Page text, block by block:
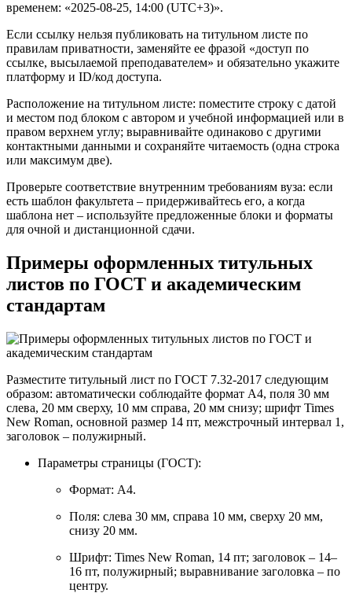
временем: «2025‑08‑25, 14:00 (UTC+3)».
Если ссылку нельзя публиковать на титульном листе по
правилам приватности, заменяйте ее фразой «доступ по
ссылке, высылаемой преподавателем» и обязательно укажите
платформу и ID/код доступа.
Расположение на титульном листе: поместите строку с датой
и местом под блоком с автором и учебной информацией или в
правом верхнем углу; выравнивайте одинаково с другими
контактными данными и сохраняйте читаемость (одна строка
или максимум две).
Проверьте соответствие внутренним требованиям вуза: если
есть шаблон факультета – придерживайтесь его, а когда
шаблона нет – используйте предложенные блоки и форматы
для очной и дистанционной сдачи.
Примеры оформленных титульных
листов по ГОСТ и академическим
стандартам
Разместите титульный лист по ГОСТ 7.32-2017 следующим
образом: автоматически соблюдайте формат А4, поля 30 мм
слева, 20 мм сверху, 10 мм справа, 20 мм снизу; шрифт Times
New Roman, основной размер 14 пт, межстрочный интервал 1,
заголовок – полужирный.
Параметры страницы (ГОСТ):
Формат: A4.
Поля: слева 30 мм, справа 10 мм, сверху 20 мм,
снизу 20 мм.
Шрифт: Times New Roman, 14 пт; заголовок – 14–
16 пт, полужирный; выравнивание заголовка – по
центру.